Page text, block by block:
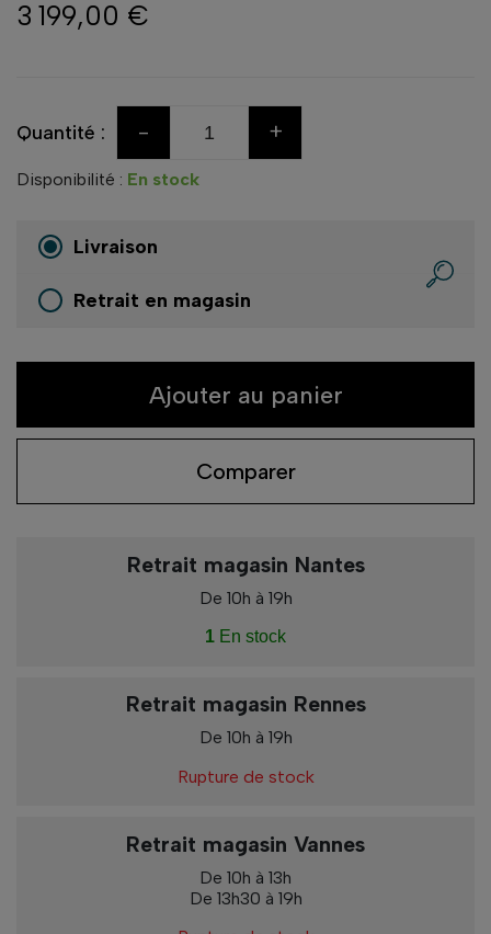
3 199,00 €
Quantité : - +
Disponibilité : En stock
Livraison
Retrait en magasin
Ajouter au panier
Comparer
Retrait magasin Nantes
De 10h à 19h
1 En stock
Retrait magasin Rennes
De 10h à 19h
Rupture de stock
Retrait magasin Vannes
De 10h à 13h
De 13h30 à 19h